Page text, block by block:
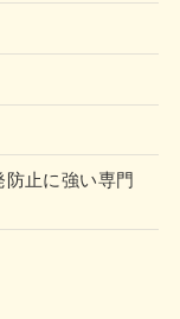
止に強い専門